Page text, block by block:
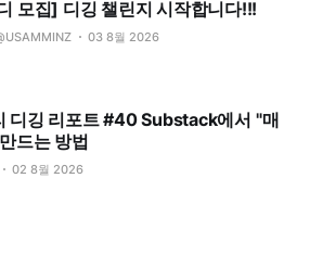
모집] 디깅 챌린지 시작합니다!!!
03 8월 2026
디깅 리포트 #40 Substack에서 "매
드는 방법
02 8월 2026